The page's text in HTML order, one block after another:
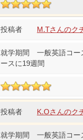
M.Tさんのク
一般英語コー
ースに19週間
K.Oさんのク
一般英語コー